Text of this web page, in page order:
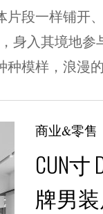
片段一样铺开
身入其境地
种模样，浪漫
商业&零售
CUN寸
牌男